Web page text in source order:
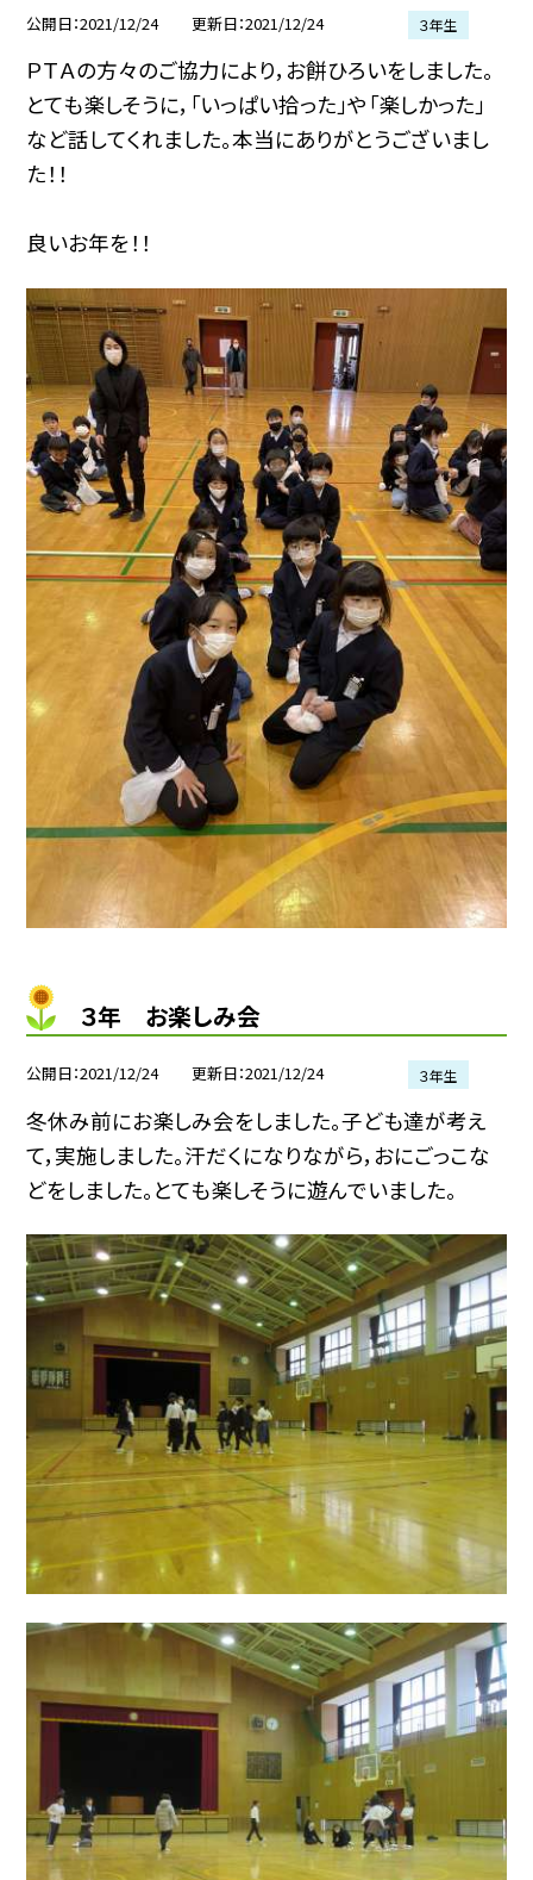
公開日 2021/12/24 更新日 2021/12/24 ３年生
ＰＴＡの方々のご協力により，お餅ひろいをしました。
とても楽しそうに，「いっぱい拾った」や「楽しかった」
など話してくれました。本当にありがとうございまし
た！！
良いお年を！！
３年 お楽しみ会
公開日 2021/12/24 更新日 2021/12/24 ３年生
冬休み前にお楽しみ会をしました。子ども達が考え
て，実施しました。汗だくになりながら，おにごっこな
どをしました。とても楽しそうに遊んでいました。